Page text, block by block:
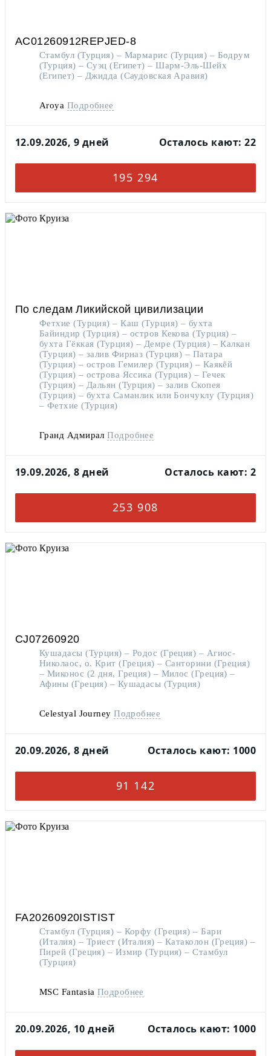
AC01260912REPJED-8
Стамбул (Турция) – Мармарис (Турция) – Бодрум
(Турция) – Суэц (Египет) – Шарм-Эль-Шейх
(Египет) – Джидда (Саудовская Аравия)
Aroya Подробнее
12.09.2026, 9 дней Осталось кают: 22
195 294
По следам Ликийской цивилизации
Фетхие (Турция) – Каш (Турция) – бухта
Байиндир (Турция) – остров Кекова (Турция) –
бухта Гёккая (Турция) – Демре (Турция) – Калкан
(Турция) – залив Фирназ (Турция) – Патара
(Турция) – остров Гемилер (Турция) – Каякёй
(Турция) – острова Яссика (Турция) – Гечек
(Турция) – Дальян (Турция) – залив Скопея
(Турция) – бухта Саманлик или Бончуклу (Турция)
– Фетхие (Турция)
Гранд АдмиралПодробнее
19.09.2026, 8 дней Осталось кают: 2
253 908
CJ07260920
Кушадасы (Турция) – Родос (Греция) – Агиос-
Николаос, о. Крит (Греция) – Санторини (Греция)
– Миконос (2 дня, Греция) – Милос (Греция) –
Афины (Греция) – Кушадасы (Турция)
Celestyal JourneyПодробнее
20.09.2026, 8 дней Осталось кают: 1000
91 142
FA20260920ISTIST
Стамбул (Турция) – Корфу (Греция) – Бари
(Италия) – Триест (Италия) – Катаколон (Греция) –
Пирей (Греция) – Измир (Турция) – Стамбул
(Турция)
MSC Fantasia Подробнее
20.09.2026, 10 дней Осталось кают: 1000